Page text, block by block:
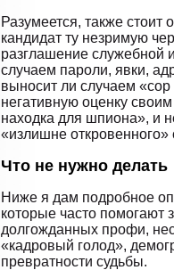
Разумеется, также стоит
кандидат ту незримую
разглашение служебной
случаем пароли, явки,
выносит ли случаем
негативную оценку
находка для шпиона», и
«излишне откровенного»
Что не нужно делать
Ниже я дам подробное
которые часто помогают
долгожданных профи,
«кадровый голод»,
превратности судьбы.